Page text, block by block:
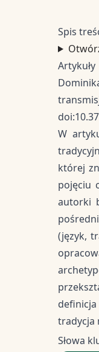
Spis
Artykuły
W
której
pojęciu
autorki
(język,
tradycja
Słowa